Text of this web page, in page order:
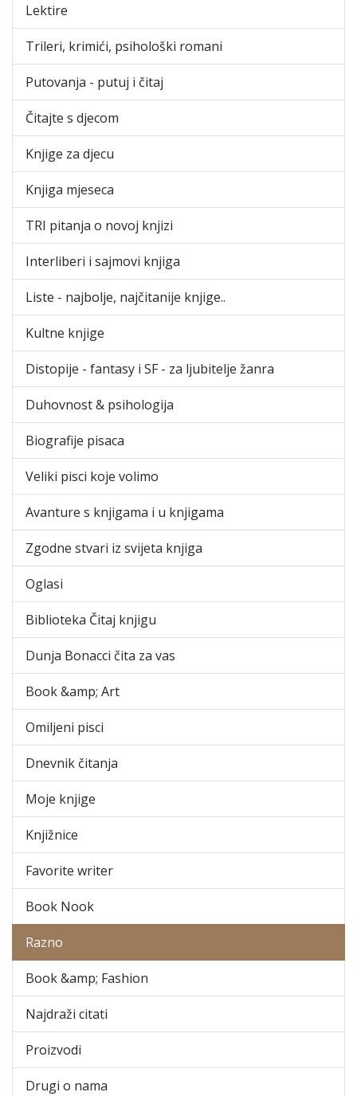
Lektire
Trileri, krimići, psihološki romani
Putovanja - putuj i čitaj
Čitajte s djecom
Knjige za djecu
Knjiga mjeseca
TRI pitanja o novoj knjizi
Interliberi i sajmovi knjiga
Liste - najbolje, najčitanije knjige..
Kultne knjige
Distopije - fantasy i SF - za ljubitelje žanra
Duhovnost & psihologija
Biografije pisaca
Veliki pisci koje volimo
Avanture s knjigama i u knjigama
Zgodne stvari iz svijeta knjiga
Oglasi
Biblioteka Čitaj knjigu
Dunja Bonacci čita za vas
Book &amp; Art
Omiljeni pisci
Dnevnik čitanja
Moje knjige
Knjižnice
Favorite writer
Book Nook
Razno
Book &amp; Fashion
Najdraži citati
Proizvodi
Drugi o nama